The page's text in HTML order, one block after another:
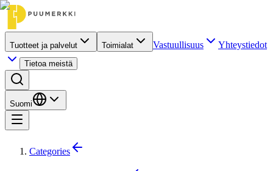
Tuotteet ja palvelut Toimialat Vastuullisuus Yhteystiedot
Tietoa meistä
Suomi
Categories